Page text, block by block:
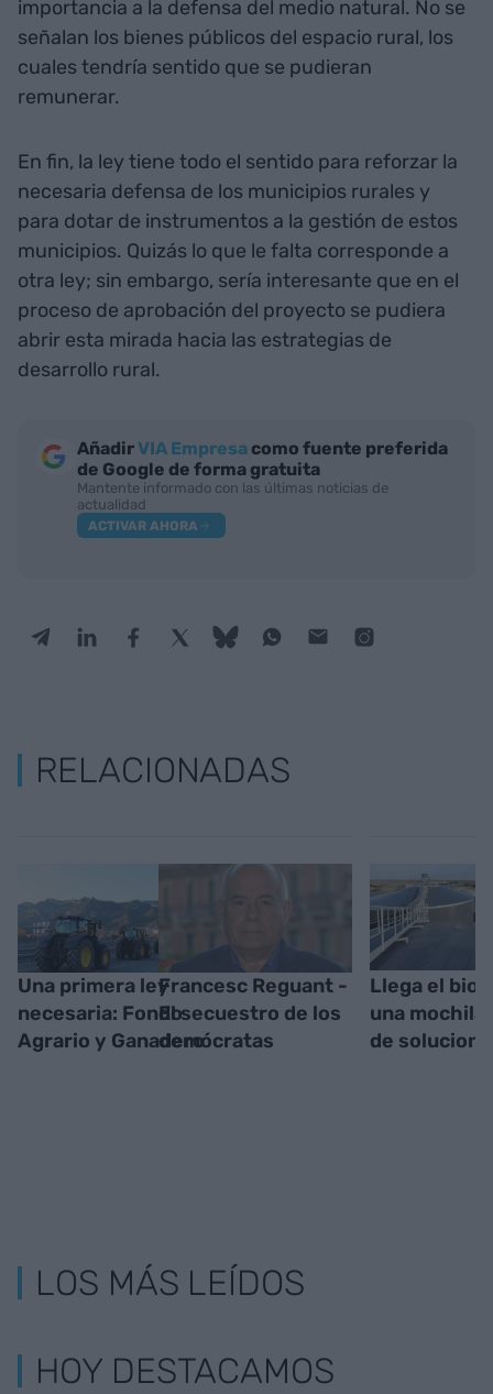
importancia a la defensa del medio natural. No se
señalan los bienes públicos del espacio rural, los
cuales tendría sentido que se pudieran
remunerar.
En fin, la ley tiene todo el sentido para reforzar la
necesaria defensa de los municipios rurales y
para dotar de instrumentos a la gestión de estos
municipios. Quizás lo que le falta corresponde a
otra ley; sin embargo, sería interesante que en el
proceso de aprobación del proyecto se pudiera
abrir esta mirada hacia las estrategias de
desarrollo rural.
AñadirVIA Empresa como fuente preferida
de Google de forma gratuita
Mantente informado con las últimas noticias de
actualidad
ACTIVAR AHORA
RELACIONADAS
Una primera ley
necesaria: Fondo
Agrario y Ganadero
Francesc Reguant -
El secuestro de los
demócratas
Llega el
una mochila
de
LOS MÁS LEÍDOS
HOY DESTACAMOS